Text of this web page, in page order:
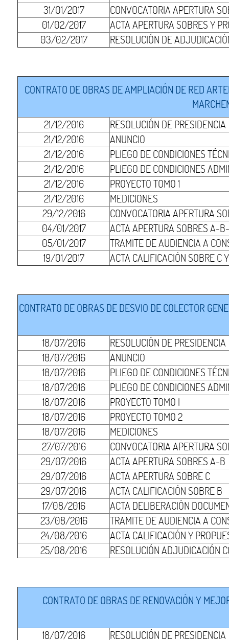
31/01/2017
CONVOCATORIA APERTURA
01/02/2017
ACTA APERTURA SOBRES Y
03/02/2017
RESOLUCIÓN DE
CONTRATO DE OBRAS DE AMPLIACIÓN DE RED
21/12/2016
RESOLUCIÓN DE PRESIDENCIA
21/12/2016
ANUNCIO
21/12/2016
PLIEGO DE CONDICIONES
21/12/2016
PLIEGO DE CONDICIONES
21/12/2016
PROYECTO TOMO 1
21/12/2016
MEDICIONES
29/12/2016
CONVOCATORIA APERTURA
04/01/2017
ACTA APERTURA SOBRES A-
05/01/2017
TRAMITE DE AUDIENCIA A
19/01/2017
ACTA CALIFICACIÓN SOBRE C
CONTRATO DE OBRAS DE DESVIO DE COLECTOR
18/07/2016
RESOLUCIÓN DE PRESIDENCIA
18/07/2016
ANUNCIO
18/07/2016
PLIEGO DE CONDICIONES
18/07/2016
PLIEGO DE CONDICIONES
18/07/2016
PROYECTO TOMO I
18/07/2016
PROYECTO TOMO 2
18/07/2016
MEDICIONES
27/07/2016
CONVOCATORIA APERTURA
29/07/2016
ACTA APERTURA SOBRES A-B
29/07/2016
ACTA APERTURA SOBRE C
29/07/2016
ACTA CALIFICACIÓN SOBRE B
17/08/2016
ACTA DELIBERACIÓN
23/08/2016
TRAMITE DE AUDIENCIA A
24/08/2016
ACTA CALIFICACIÓN Y
25/08/2016
RESOLUCIÓN ADJUDICACIÓN
CONTRATO DE OBRAS DE RENOVACIÓN Y
18/07/2016
RESOLUCIÓN DE PRESIDENCIA